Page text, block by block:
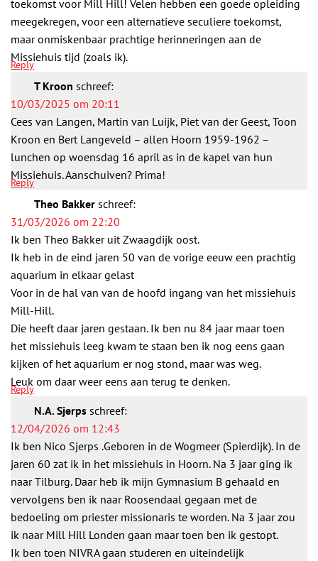
toekomst voor Mill Hill! Velen hebben een goede opleiding
meegekregen, voor een alternatieve seculiere toekomst,
maar onmiskenbaar prachtige herinneringen aan de
Missiehuis tijd (zoals ik).
Reply
T Kroon schreef:
10/03/2025 om 20:11
Cees van Langen, Martin van Luijk, Piet van der Geest, Toon
Kroon en Bert Langeveld – allen Hoorn 1959-1962 –
lunchen op woensdag 16 april as in de kapel van hun
Missiehuis. Aanschuiven? Prima!
Reply
Theo Bakker schreef:
31/03/2026 om 22:20
Ik ben Theo Bakker uit Zwaagdijk oost.
Ik heb in de eind jaren 50 van de vorige eeuw een prachtig
aquarium in elkaar gelast
Voor in de hal van van de hoofd ingang van het missiehuis
Mill-Hill.
Die heeft daar jaren gestaan. Ik ben nu 84 jaar maar toen
het missiehuis leeg kwam te staan ben ik nog eens gaan
kijken of het aquarium er nog stond, maar was weg.
Leuk om daar weer eens aan terug te denken.
Reply
N.A. Sjerps schreef:
12/04/2026 om 12:43
Ik ben Nico Sjerps .Geboren in de Wogmeer (Spierdijk). In de
jaren 60 zat ik in het missiehuis in Hoorn. Na 3 jaar ging ik
naar Tilburg. Daar heb ik mijn Gymnasium B gehaald en
vervolgens ben ik naar Roosendaal gegaan met de
bedoeling om priester missionaris te worden. Na 3 jaar zou
ik naar Mill Hill Londen gaan maar toen ben ik gestopt.
Ik ben toen NIVRA gaan studeren en uiteindelijk